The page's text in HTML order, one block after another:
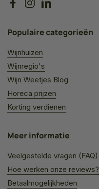
Facebook
InstagramLinkedIn
Populaire categorieën
Wijnhuizen
Wijnregio's
Wijn Weetjes Blog
Horeca prijzen
Korting verdienen
Meer informatie
Veelgestelde vragen (FAQ)
Hoe werken onze reviews?
Betaalmogelijkheden